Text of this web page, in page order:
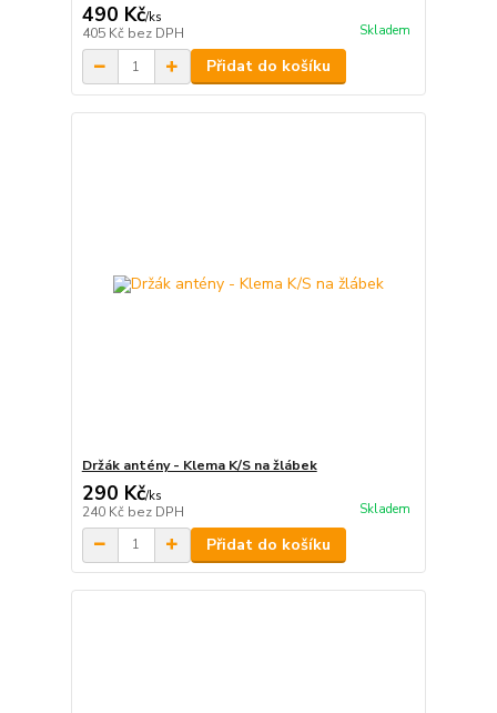
490 Kč/ks
405 Kč bez DPH Skladem
Přidat do košíku
Držák antény - Klema K/S na žlábek
290 Kč/ks
240 Kč bez DPH Skladem
Přidat do košíku